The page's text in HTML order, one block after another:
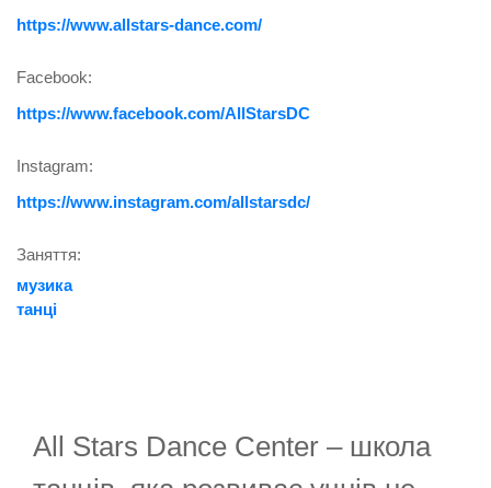
https://www.allstars-dance.com/
Facebook:
https://www.facebook.com/AllStarsDC
Instagram:
https://www.instagram.com/allstarsdc/
Заняття:
музика
танці
All Stars Dance Center – школа